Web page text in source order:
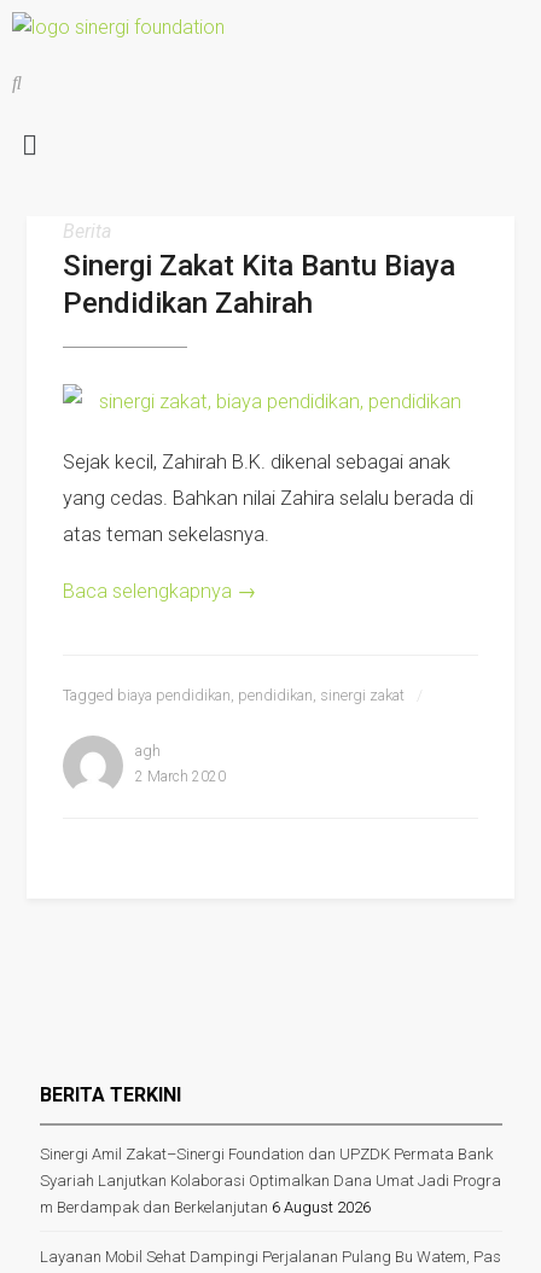
Berita
Sinergi Zakat Kita Bantu Biaya
Pendidikan Zahirah
Sejak kecil, Zahirah B.K. dikenal sebagai anak
yang cedas. Bahkan nilai Zahira selalu berada di
atas teman sekelasnya.
Baca selengkapnya →
Tagged biaya pendidikan, pendidikan, sinergi zakat
agh
2 March 2020
BERITA TERKINI
Sinergi Amil Zakat–Sinergi Foundation dan UPZDK Permata Bank
Syariah Lanjutkan Kolaborasi Optimalkan Dana Umat Jadi Progra
m Berdampak dan Berkelanjutan 6 August 2026
Layanan Mobil Sehat Dampingi Perjalanan Pulang Bu Watem, Pas